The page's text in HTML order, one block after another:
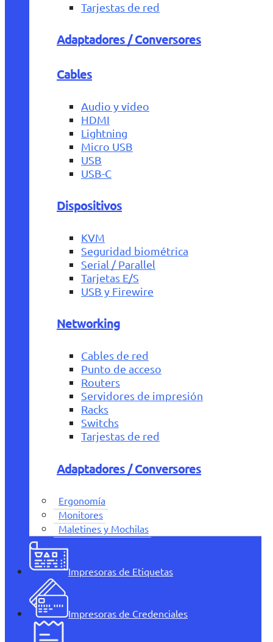
Tarjestas de red
Adaptadores / Conversores
Cables
Audio y vídeo
HDMI
Lightning
Micro USB
USB
USB-C
Dispositivos
KVM
Seguridad biométrica
Serial / Parallel
Tarjetas E/S
USB y Firewire
Networking
Cables de red
Punto de acceso
Routers
Servidores de impresión
Racks
Switchs
Tarjestas de red
Adaptadores / Conversores
Ergonomía
Monitores
Maletines y Mochilas
Impresoras de Etiquetas
Impresoras de Credenciales